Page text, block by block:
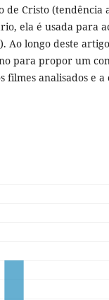
Cristo (tendência
ela é usada para
Ao longo deste
para propor um
analisados e a